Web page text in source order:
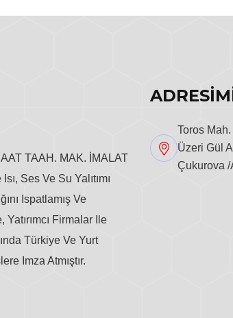
TAAH. MAK. İMALAT
Ses Ve Su Yalıtımı
Ispatlamış Ve
Firmalar Ile
Türkiye Ve Yurt
Imza Atmıştır.
Toros
Üzeri Gül
Çukurova